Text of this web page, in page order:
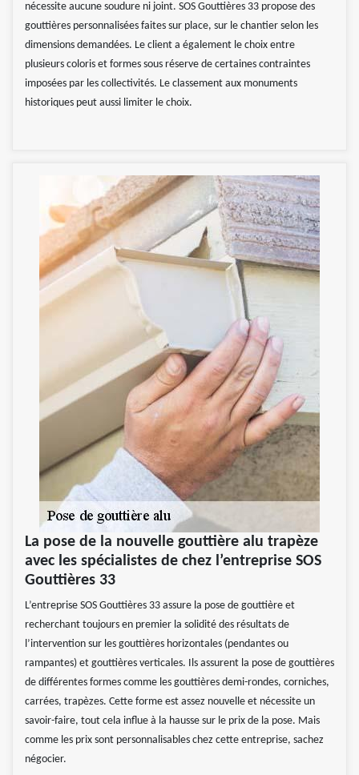
nécessite aucune soudure ni joint. SOS Gouttières 33 propose des
gouttières personnalisées faites sur place, sur le chantier selon les
dimensions demandées. Le client a également le choix entre
plusieurs coloris et formes sous réserve de certaines contraintes
imposées par les collectivités. Le classement aux monuments
historiques peut aussi limiter le choix.
La pose de la nouvelle gouttière alu trapèze
avec les spécialistes de chez l’entreprise SOS
Gouttières 33
L’entreprise SOS Gouttières 33 assure la pose de gouttière et
recherchant toujours en premier la solidité des résultats de
l’intervention sur les gouttières horizontales (pendantes ou
rampantes) et gouttières verticales. Ils assurent la pose de gouttières
de différentes formes comme les gouttières demi-rondes, corniches,
carrées, trapèzes. Cette forme est assez nouvelle et nécessite un
savoir-faire, tout cela influe à la hausse sur le prix de la pose. Mais
comme les prix sont personnalisables chez cette entreprise, sachez
négocier.